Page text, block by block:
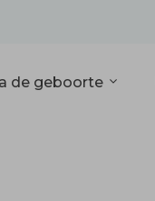
de geboorte